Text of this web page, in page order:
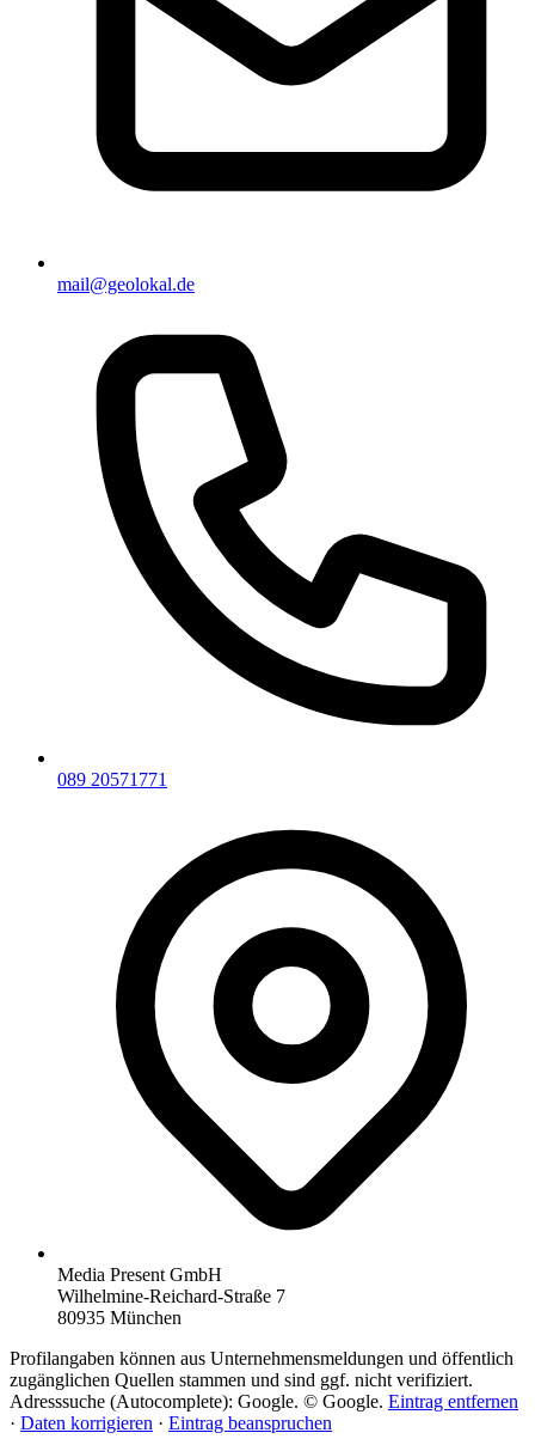
mail@geolokal.de
089 20571771
Media Present GmbH
Wilhelmine-Reichard-Straße 7
80935 München
Profilangaben können aus Unternehmensmeldungen und öffentlich
zugänglichen Quellen stammen und sind ggf. nicht verifiziert.
Adresssuche (Autocomplete): Google. © Google. Eintrag entfernen
· Daten korrigieren · Eintrag beanspruchen